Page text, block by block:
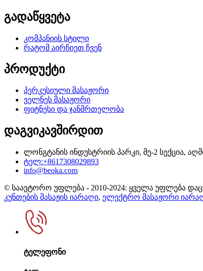
გადაწყვეტა
კომპანიის სტილი
რატომ აირჩიეთ ჩვენ
პროდუქტი
პერკუსიული მასაჟორი
ველნეს მასაჟორი
ფიტნესი და ჯანმრთელობა
დაგვიკავშირდით
ლონგტანის ინდუსტრიის პარკი, მე-2 სექცია,
ტელ:+8617308029893
info@beoka.com
© საავტორო უფლება - 2010-2024: ყველა უფლება
კუნთების მასაჟის იარაღი, ელექტრო მასაჟორი
ტელეფონი